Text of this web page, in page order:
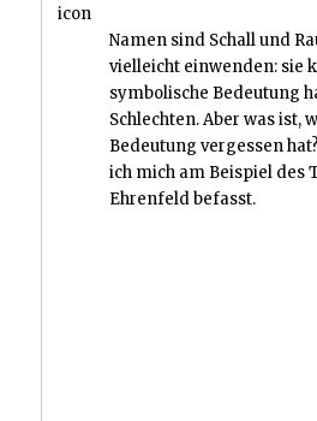
Namen sind Schall und
vielleicht einwenden: sie
symbolische Bedeutung
Schlechten. Aber was ist,
Bedeutung vergessen
ich mich am Beispiel des
Ehrenfeld befasst.